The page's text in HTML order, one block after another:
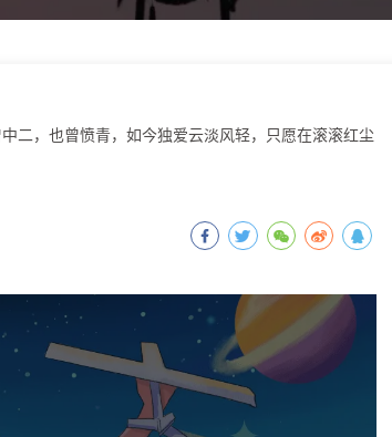
二，也曾愤青，如今独爱云淡风轻，只愿在滚滚红尘